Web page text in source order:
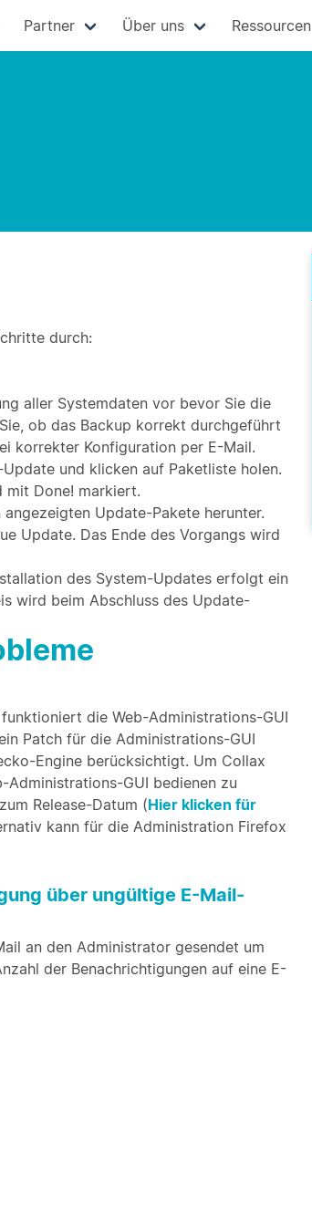
Partner Über uns Ressourcen
durch:
aller Systemdaten vor bevor Sie die
ob das Backup korrekt durchgeführt
korrekter Konfiguration per E-Mail.
und klicken auf Paketliste holen.
mit Done! markiert.
Update-Pakete herunter.
Update. Das Ende des Vorgangs wird
des System-Updates erfolgt ein
wird beim Abschluss des Update-
die Web-Administrations-GUI
Patch für die Administrations-GUI
Engine berücksichtigt. Um Collax
GUI bedienen zu
Release-Datum (Hier klicken für
kann für die Administration Firefox
über ungültige E-Mail-
an den Administrator gesendet um
der Benachrichtigungen auf eine E-